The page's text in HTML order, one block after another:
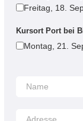
Freitag, 18.
Kursort Port bei
Montag, 21.